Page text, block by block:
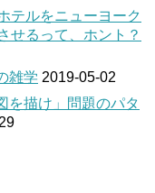
テルをニューヨーク
せるって、ホント？
雑学 2019-05-02
を描け」問題のパタ